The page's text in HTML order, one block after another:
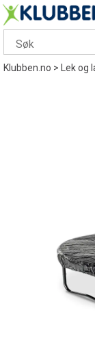
Klubben.no> Lek og